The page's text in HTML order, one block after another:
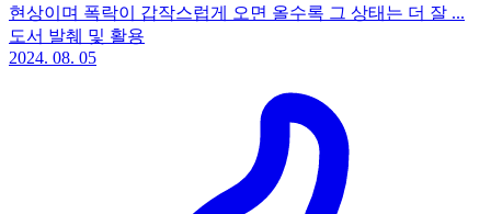
현상이며 폭락이 갑작스럽게 오면 올수록 그 상태는 더 잘 ...
도서 발췌 및 활용
2024. 08. 05